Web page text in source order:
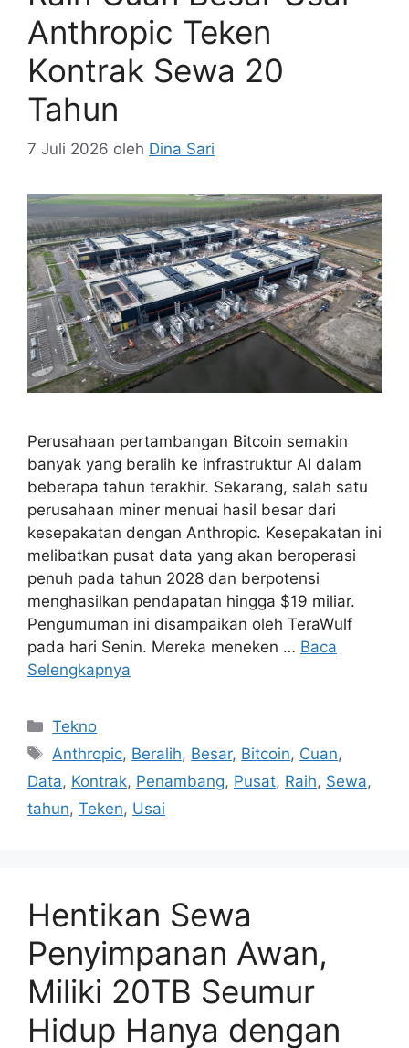
Anthropic Teken
Kontrak Sewa 20
Tahun
7 Juli 2026 oleh Dina Sari
Perusahaan pertambangan Bitcoin semakin
banyak yang beralih ke infrastruktur AI dalam
beberapa tahun terakhir. Sekarang, salah satu
perusahaan miner menuai hasil besar dari
kesepakatan dengan Anthropic. Kesepakatan ini
melibatkan pusat data yang akan beroperasi
penuh pada tahun 2028 dan berpotensi
menghasilkan pendapatan hingga $19 miliar.
Pengumuman ini disampaikan oleh TeraWulf
pada hari Senin. Mereka meneken … Baca
Selengkapnya
Kategori
Tekno
Tag
Anthropic, Beralih, Besar, Bitcoin, Cuan,
Data, Kontrak, Penambang, Pusat, Raih, Sewa,
tahun, Teken, Usai
Hentikan Sewa
Penyimpanan Awan,
Miliki 20TB Seumur
Hidup Hanya dengan